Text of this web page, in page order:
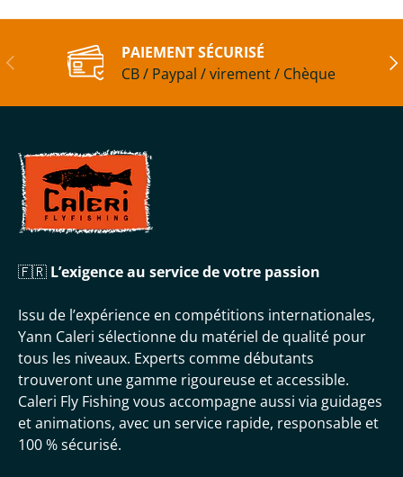
Précédent
PAIEMENT SÉCURISÉ
CB / Paypal / virement / Chèque
🇫🇷 L’exigence au service de votre passion
Issu de l’expérience en compétitions internationales,
Yann Caleri sélectionne du matériel de qualité pour
tous les niveaux. Experts comme débutants
trouveront une gamme rigoureuse et accessible.
Caleri Fly Fishing vous accompagne aussi via guidages
et animations, avec un service rapide, responsable et
100 % sécurisé.